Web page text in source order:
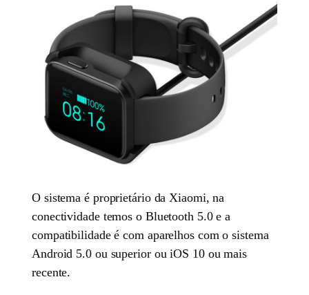
O sistema é proprietário da Xiaomi, na
conectividade temos o Bluetooth 5.0 e a
compatibilidade é com aparelhos com o sistema
Android 5.0 ou superior ou iOS 10 ou mais
recente.